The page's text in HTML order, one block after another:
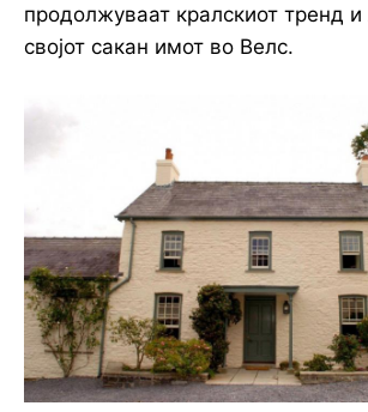
продолжуваат кралскиот тренд и
својот сакан имот во Велс.